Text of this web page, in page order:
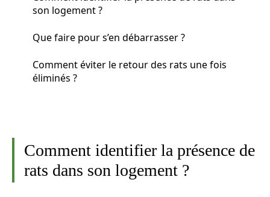
son logement ?
Que faire pour s’en débarrasser ?
Comment éviter le retour des rats une fois
éliminés ?
Comment identifier la présence de
rats dans son logement ?